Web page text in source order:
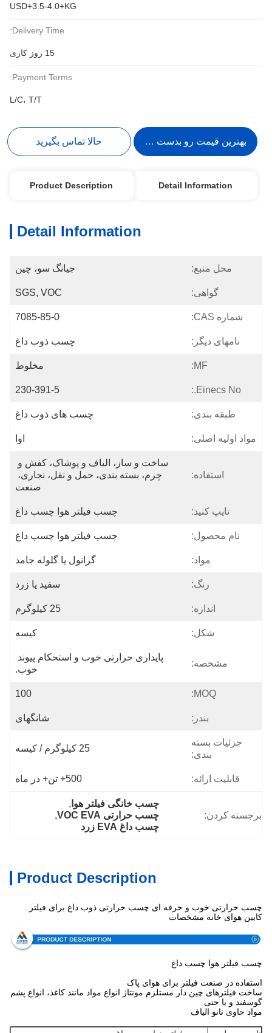
USD+3.5-4.0+KG
Delivery Time:
15 روز کاری
Payment Terms:
L/C، T/T
بهترین قیمت رو بدست بیار حالا تماس بگیرید
Detail Information
Product Description
Detail Information
محل منبع: جیانگ سو، چین
گواهی: SGS, VOC
شماره CAS: 7085-85-0
نامهای دیگر: چسب ذوب داغ
MF: مخلوط
Einecs No.:
230-391-5
طبقه بندی: چسب های ذوب داغ
مواد اولیه اصلی: اوا
استفاده:
ساخت و ساز، الیاف و پوشاک، کفش و
چرم، بسته بندی، حمل و نقل، نجاری،
صنعت
تایپ کنید: چسب فیلتر هوا چسب داغ
نام محصول: چسب فیلتر هوا چسب داغ
مواد: گرانول یا گلوله جامد
رنگ: سفید یا زرد
اندازه: 25 کیلوگرم
شکل: کیسه
مشخصه:
پایداری حرارتی خوب و استحکام پیوند
خوب.
MOQ:
100
بندر: شانگهای
جزئیات بسته
بندی:
25 کیلوگرم / کیسه
قابلیت ارائه: 500+ تن+ در ماه
برجسته کردن:
چسب خانگی فیلتر هوا,
چسب حرارتی VOC EVA
,
چسب داغ EVA زرد
Product Description
چسب حرارتی خوب و حرفه ای چسب حرارتی ذوب داغ برای فیلتر
کابین هوای خانه مشخصات
چسب فیلتر هوا چسب داغ
استفاده در صنعت فیلتر برای هوای پاک
ساخت فیلترهای چین دار مستلزم مونتاژ انواع مواد مانند کاغذ، انواع پشم
گوسفند و یا حتی
مواد حاوی نانو الیاف